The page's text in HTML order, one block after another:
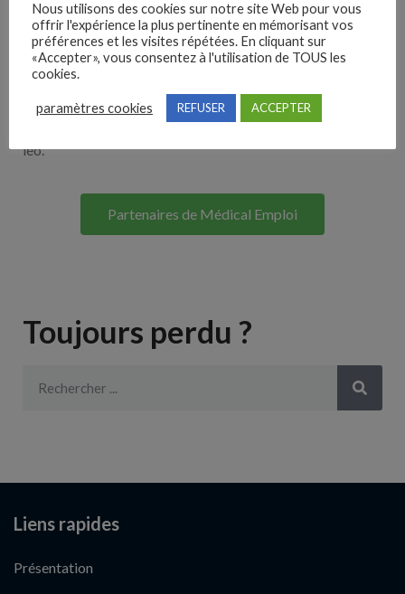
Nos solutions entreprises
Lorem ipsum dolor sit amet, consectetur adipiscing elit. Ut
elit tellus, luctus nec ullamcorper mattis, pulvinar dapibus
leo.
Partenaires de Médical Emploi
Toujours perdu ?
Liens rapides
Présentation
Nous utilisons des cookies sur notre site Web pour vous
offrir l'expérience la plus pertinente en mémorisant vos
préférences et les visites répétées. En cliquant sur
«Accepter», vous consentez à l'utilisation de TOUS les
cookies.
paramètres cookies REFUSER ACCEPTER